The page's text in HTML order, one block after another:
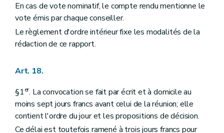
En cas de vote nominatif, le compte rendu mentionne le
vote émis par chaque conseiller.
Le règlement d'ordre intérieur fixe les modalités de la
rédaction de ce rapport.
Art. 18.
§1er. La convocation se fait par écrit et à domicile au
moins sept jours francs avant celui de la réunion; elle
contient l'ordre du jour et les propositions de décision.
Ce délai est toutefois ramené à trois jours francs pour